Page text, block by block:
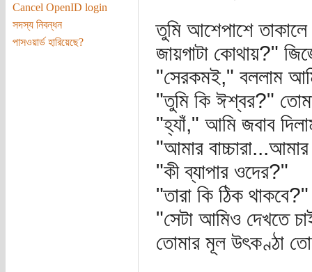
Cancel OpenID login
সদস্য নিবন্ধন
পাসওয়ার্ড হারিয়েছে?
তুমি আশেপাশে
জায়গাটা কোথায়?"
"সেরকমই," বললাম
"তুমি কি ঈশ্বর?"
"হ্যাঁ," আমি জবাব
"আমার
"কী ব্যাপার ওদের?"
"তারা কি ঠিক থাকবে?"
"সেটা আমিও দেখতে
তোমার মূল উৎকণ্ঠা